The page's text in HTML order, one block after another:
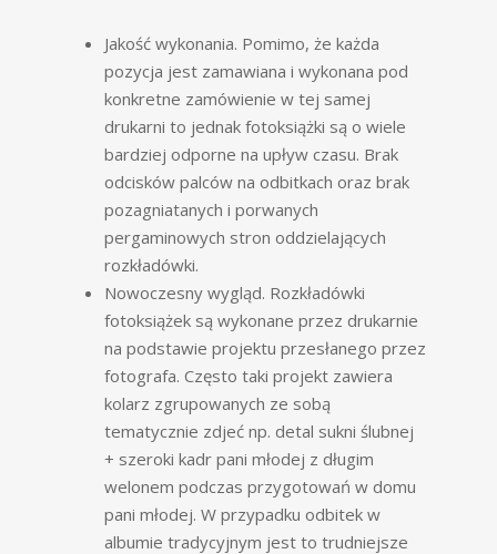
Jakość wykonania. Pomimo, że każda
pozycja jest zamawiana i wykonana pod
konkretne zamówienie w tej samej
drukarni to jednak fotoksiążki są o wiele
bardziej odporne na upływ czasu. Brak
odcisków palców na odbitkach oraz brak
pozagniatanych i porwanych
pergaminowych stron oddzielających
rozkładówki.
Nowoczesny wygląd. Rozkładówki
fotoksiążek są wykonane przez drukarnie
na podstawie projektu przesłanego przez
fotografa. Często taki projekt zawiera
kolarz zgrupowanych ze sobą
tematycznie zdjeć np. detal sukni ślubnej
+ szeroki kadr pani młodej z długim
welonem podczas przygotowań w domu
pani młodej. W przypadku odbitek w
albumie tradycyjnym jest to trudniejsze